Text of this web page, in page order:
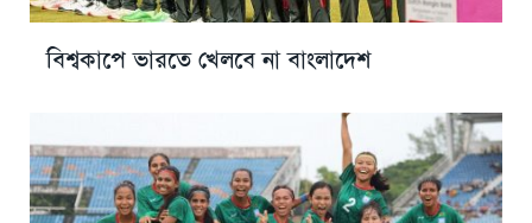
বিশ্বকাপে ভারতে খেলবে না বাংলাদেশ